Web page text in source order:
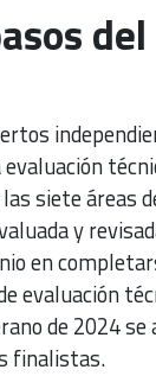
del
siete áreas
y
en
evaluación
de 2024 se
finalistas.